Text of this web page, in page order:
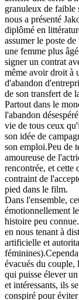
granuleux de faible
nous a présenté
diplômé en
assumer le poste
une femme plus
signer un contrat
même avoir droit à
d'abandon
de son transfert de
Partout dans le
l'abandon
vie de tous ceux
son idée de
son emploi.Peu de
amoureuse de
rencontrée, et cette
contraint de
pied dans le film.
Dans l'ensemble,
émotionnellement
histoire peu
en nous tenant à
artificielle et
évacués du couple,
qui puisse élever
et intéressants, ils
conspiré pour